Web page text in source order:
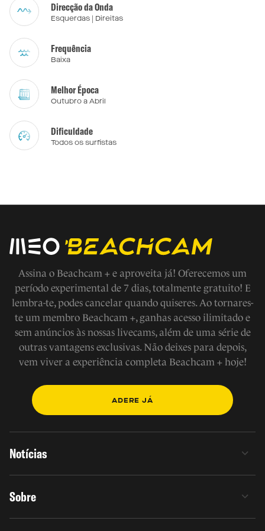
Direcção da Onda
Esquerdas | Direitas
Frequência
Baixa
Melhor Época
Outubro a Abril
Dificuldade
Todos os surfistas
Assina o Beachcam + e aproveita já! Oferecemos um
período experimental de 7 dias, totalmente gratuito! E
lembra-te, podes cancelar quando quiseres. Ao tornares-
te um membro Beachcam +, ganhas acesso ilimitado e
sem anúncios às nossas livecams, além de uma série de
outras vantagens exclusivas. Não deixes para depois,
vem viver a experiência completa Beachcam + hoje!
ADERE JÁ
Notícias
Sobre